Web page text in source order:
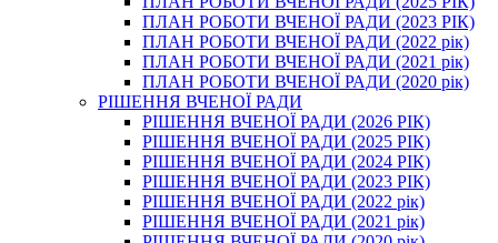
ПЛАН РОБОТИ ВЧЕНОЇ РАДИ (2023 РІК)
ПЛАН РОБОТИ ВЧЕНОЇ РАДИ (2022 рік)
ПЛАН РОБОТИ ВЧЕНОЇ РАДИ (2021 рік)
ПЛАН РОБОТИ ВЧЕНОЇ РАДИ (2020 рік)
РІШЕННЯ ВЧЕНОЇ РАДИ
РІШЕННЯ ВЧЕНОЇ РАДИ (2026 РІК)
РІШЕННЯ ВЧЕНОЇ РАДИ (2025 РІК)
РІШЕННЯ ВЧЕНОЇ РАДИ (2024 РІК)
РІШЕННЯ ВЧЕНОЇ РАДИ (2023 РІК)
РІШЕННЯ ВЧЕНОЇ РАДИ (2022 рік)
РІШЕННЯ ВЧЕНОЇ РАДИ (2021 рік)